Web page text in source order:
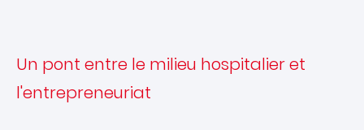
Un pont entre le milieu hospitalier et
l'entrepreneuriat